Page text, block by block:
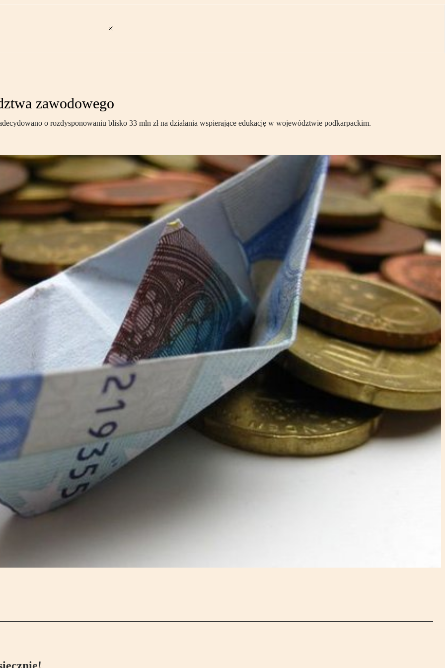
zawodowego
o rozdysponowaniu blisko 33 mln zł na działania wspierające edukację w województwie podkarpackim.